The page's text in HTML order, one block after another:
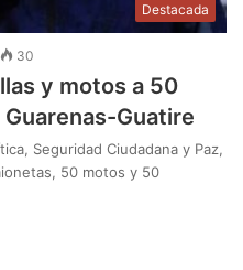
Destacada
30
y motos a 50
Guatire
Seguridad Ciudadana y Paz,
50 motos y 50